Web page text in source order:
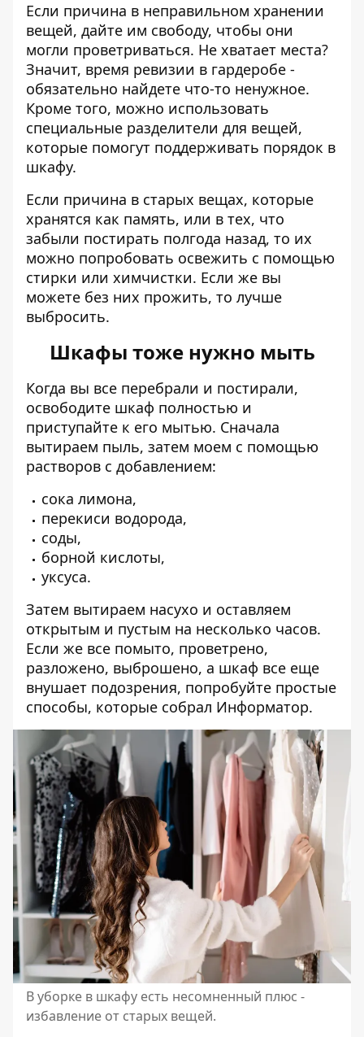
Если причина в неправильном хранении
вещей, дайте им свободу, чтобы они
могли проветриваться. Не хватает места?
Значит, время ревизии в гардеробе -
обязательно найдете что-то ненужное.
Кроме того, можно использовать
специальные разделители для вещей,
которые помогут поддерживать порядок в
шкафу.
Если причина в старых вещах, которые
хранятся как память, или в тех, что
забыли постирать полгода назад, то их
можно попробовать освежить с помощью
стирки или химчистки. Если же вы
можете без них прожить, то лучше
выбросить.
Шкафы тоже нужно мыть
Когда вы все перебрали и постирали,
освободите шкаф полностью и
приступайте к его мытью. Сначала
вытираем пыль, затем моем с помощью
растворов с добавлением:
сока лимона,
перекиси водорода,
соды,
борной кислоты,
уксуса.
Затем вытираем насухо и оставляем
открытым и пустым на несколько часов.
Если же все помыто, проветрено,
разложено, выброшено, а шкаф все еще
внушает подозрения, попробуйте простые
способы, которые собрал Информатор.
В уборке в шкафу есть несомненный плюс -
избавление от старых вещей.